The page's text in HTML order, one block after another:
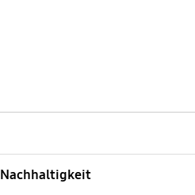
Nachhaltigkeit